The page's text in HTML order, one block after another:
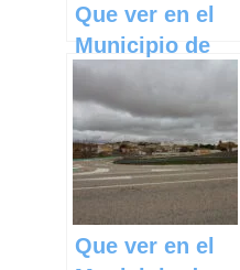
Que ver en el
Municipio de
Tarazona de la
Mancha en
Castilla La
Mancha
Que ver en el